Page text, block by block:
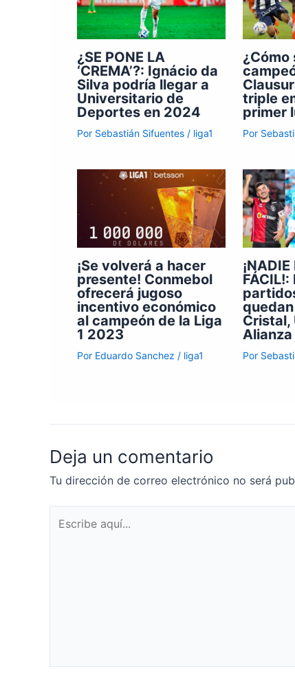
¿SE PONE LA
‘CREMA’?: Ignácio da
Silva podría llegar a
Universitario de
Deportes en 2024
Por Sebastián Sifuentes / liga1
¿Cómo
triple
primer
Por
¡Se volverá a hacer
presente! Conmebol
ofrecerá jugoso
incentivo económico
al campeón de la Liga
1 2023
Por Eduardo Sanchez / liga1
Cristal,
Alianza
Por
Deja un comentario
Tu dirección de correo electrónico no será
aquí...